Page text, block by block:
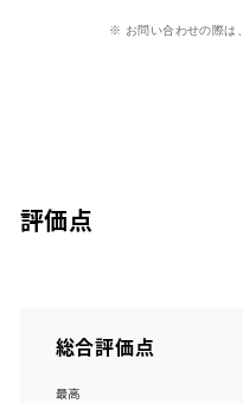
※ お問い合わせの際は
評価点
総合評価点